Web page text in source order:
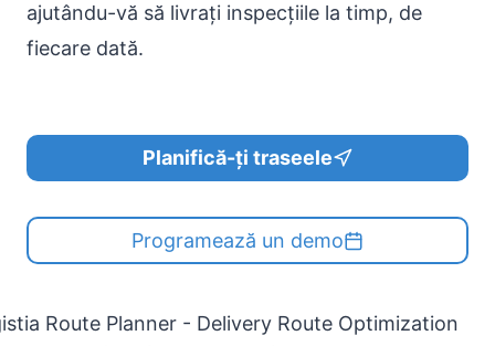
ajutându-vă să livrați inspecțiile la timp, de
fiecare dată.
Planifică-ți traseele
Programează un demo